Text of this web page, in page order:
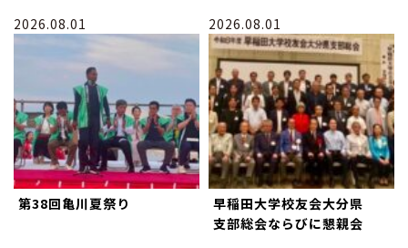
2026.08.01
第38回亀川夏祭り
2026.08.01
早稲田大学校友会大分県
支部総会ならびに懇親会